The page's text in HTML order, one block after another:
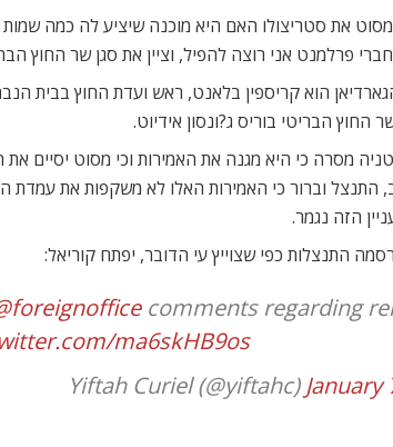
את סטריצולו האם היא מוכנה שיציע לה כמה
פרלמנט אני רוצה להפיל, וציין את סגן שר החוץ
הוא קריספין בלאנט, ראש ועדת החוץ בבית
הבריטי בוריס ג?ונסון אידיוט.
מסרה כי היא מגנה את האמירות וכי מסוט יסיים
התנצל וברור כי האמירות האלו לא משקפות את עמדת
הזה נגמר.
התנצלות כפי שצוייץ עי הדובר, יפתח קוריאל:
comments regarding
ma6skHB9os
January